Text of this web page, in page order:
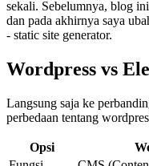
sekali. Sebelumnya, blog
dan pada akhirnya saya
- static site generator.
Wordpress vs
Langsung saja ke
perbedaan tentang
Opsi